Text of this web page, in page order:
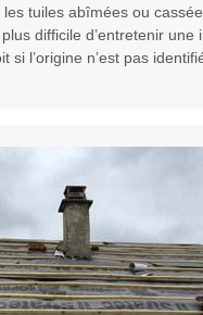
tuiles abîmées ou
difficile d’entretenir une
si l’origine n’est pas